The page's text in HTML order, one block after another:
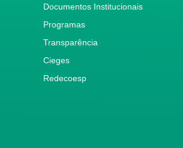
Documentos Institucionais
Programas
Transparência
Cieges
Redecoesp